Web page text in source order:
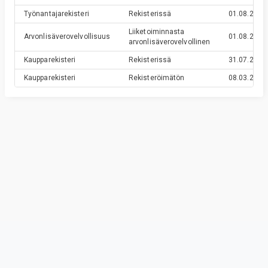
Työnantajarekisteri Rekisterissä 01.08.2022
Arvonlisäverovelvollisuus
Liiketoiminnasta
arvonlisäverovelvollinen
01.08.2022
Kaupparekisteri Rekisterissä 31.07.2022
Kaupparekisteri Rekisteröimätön 08.03.2022